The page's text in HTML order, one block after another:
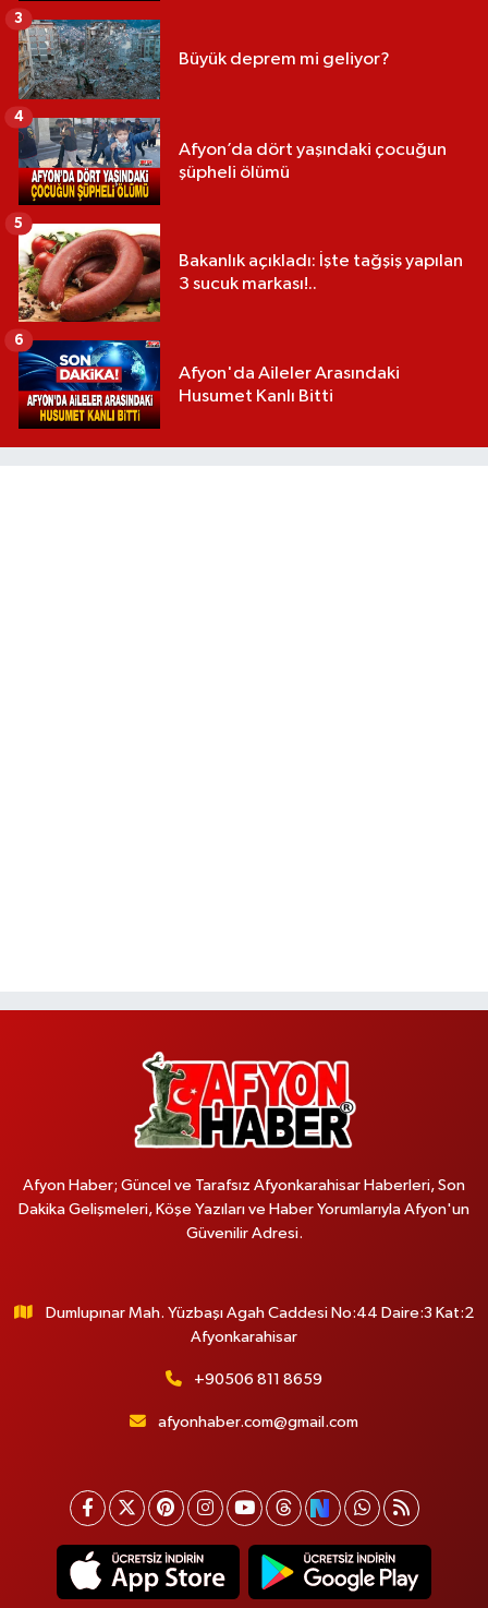
Büyük deprem mi geliyor?
3
Afyon’da dört yaşındaki çocuğun
şüpheli ölümü
4
Bakanlık açıkladı: İşte tağşiş yapılan
3 sucuk markası!..
5
Afyon'da Aileler Arasındaki
Husumet Kanlı Bitti
6
Afyon Haber; Güncel ve Tarafsız Afyonkarahisar Haberleri, Son
Dakika Gelişmeleri, Köşe Yazıları ve Haber Yorumlarıyla Afyon'un
Güvenilir Adresi.
Dumlupınar Mah. Yüzbaşı Agah Caddesi No:44 Daire:3 Kat:2
Afyonkarahisar
+90506 811 8659
afyonhaber.com@gmail.com